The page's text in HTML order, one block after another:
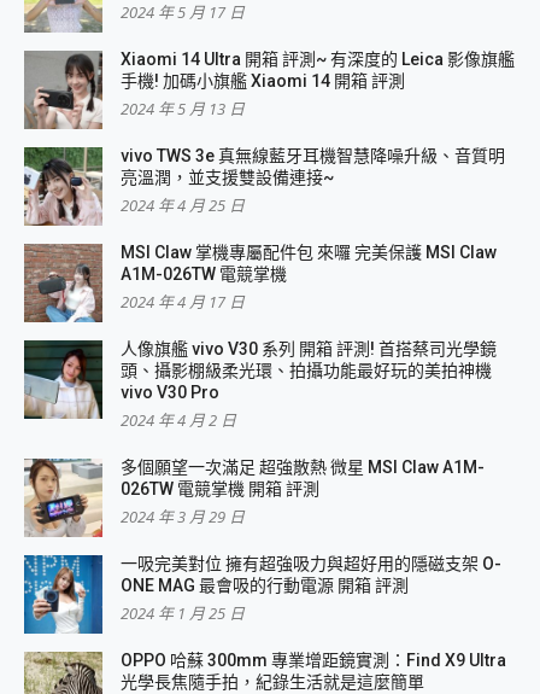
2024 年 5 月 17 日
Xiaomi 14 Ultra 開箱 評測~ 有深度的 Leica 影像旗艦
手機! 加碼小旗艦 Xiaomi 14 開箱 評測
2024 年 5 月 13 日
vivo TWS 3e 真無線藍牙耳機智慧降噪升級、音質明
亮溫潤，並支援雙設備連接~
2024 年 4 月 25 日
MSI Claw 掌機專屬配件包 來囉 完美保護 MSI Claw
A1M-026TW 電競掌機
2024 年 4 月 17 日
人像旗艦 vivo V30 系列 開箱 評測! 首搭蔡司光學鏡
頭、攝影棚級柔光環、拍攝功能最好玩的美拍神機
vivo V30 Pro
2024 年 4 月 2 日
多個願望一次滿足 超強散熱 微星 MSI Claw A1M-
026TW 電競掌機 開箱 評測
2024 年 3 月 29 日
一吸完美對位 擁有超強吸力與超好用的隱磁支架 O-
ONE MAG 最會吸的行動電源 開箱 評測
2024 年 1 月 25 日
OPPO 哈蘇 300mm 專業增距鏡實測：Find X9 Ultra
光學長焦隨手拍，紀錄生活就是這麼簡單